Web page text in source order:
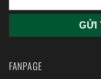
FANPAGE